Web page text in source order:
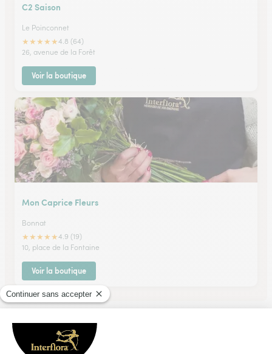
C2 Saison
Le Poinconnet
★★★★★4.8 (64)
26, avenue de la Forêt
Voir la boutique
Mon Caprice Fleurs
Bonnat
★★★★★4.9 (19)
10, place de la Fontaine
Voir la boutique
Ils ont fait livrer des fleurs ou une plante à